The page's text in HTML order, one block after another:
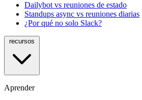
Dailybot vs reuniones de estado
Standups async vs reuniones diarias
¿Por qué no solo Slack?
Aprender